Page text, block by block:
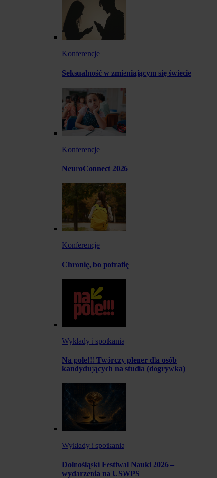
Konferencje
Seksualność w zmieniającym się świecie
Konferencje
NeuroConnect 2026
Konferencje
Chronię, bo potrafię
Wykłady i spotkania
Na pole!!! Twórczy plener dla osób
kandydujących na studia (dogrywka)
Wykłady i spotkania
Dolnośląski Festiwal Nauki 2026 –
wydarzenia na USWPS